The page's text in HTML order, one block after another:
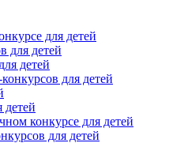
для детей
для детей
детей
для детей
конкурсе для детей
для детей